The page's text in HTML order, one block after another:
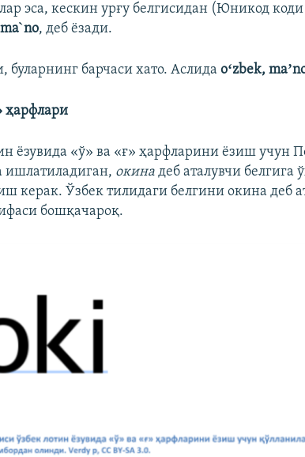
эса, кескин урғу белгисидан (Юникод
, деб ёзади.
буларнинг барчаси хато. Аслидаoʻzbek,
ҳарфлари
ёзувида «ў» ва «ғ» ҳарфларини ёзиш учун
ишлатиладиган, окинадеб аталувчи
керак. Ўзбек тилидаги белгини окина деб
бошқачароқ.